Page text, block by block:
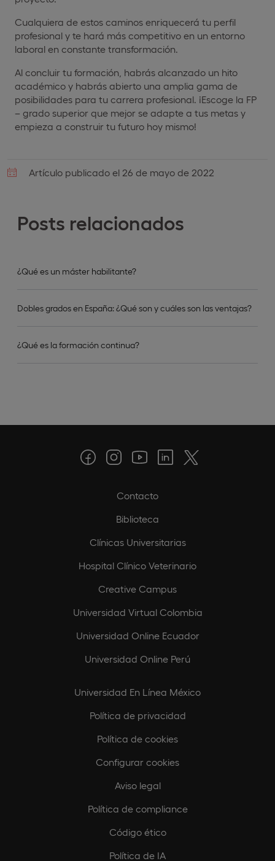
Posts relacionados
¿Qué es un máster habilitante?
Dobles grados en España: ¿Qué son y cuáles son las ventajas?
¿Qué es la formación continua?
Cualquiera de estos caminos enriquecerá tu perfil
profesional y te hará más competitivo en un entorno
laboral en constante transformación.
Al concluir tu formación, habrás alcanzado un hito
académico y habrás abierto una amplia gama de
posibilidades para tu carrera profesional. ¡Escoge la FP
– grado superior que mejor se adapte a tus metas y
empieza a construir tu futuro hoy mismo!
Artículo publicado el 26 de mayo de 2022
Contacto
Biblioteca
Clínicas Universitarias
Hospital Clínico Veterinario
Creative Campus
Universidad Virtual Colombia
Universidad Online Ecuador
Universidad Online Perú
Universidad En Línea México
Política de privacidad
Política de cookies
Configurar cookies
Aviso legal
Política de compliance
Código ético
Política de IA